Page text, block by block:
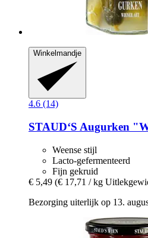
Winkelmandje
4.6 (14)
STAUD‘S Augurken
Weense stijl
Lacto-gefermenteerd
Fijn gekruid
€ 5,49 (€ 17,71 / kg
Bezorging uiterlijk op 13.